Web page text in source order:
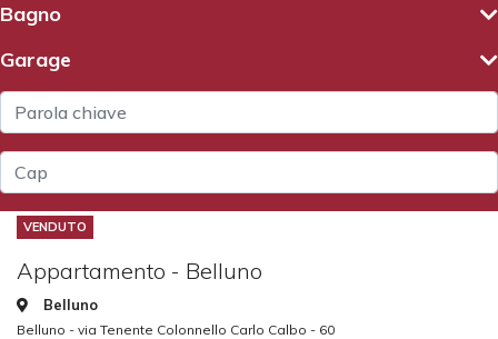
Bagno
Garage
VENDUTO
Appartamento - Belluno
Belluno
Belluno - via Tenente Colonnello Carlo Calbo - 60